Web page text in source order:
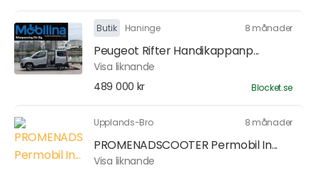
Butik Haninge 8 månader
Peugeot Rifter Handikappanp...
Visa liknande
489 000 kr
Blocket.se
Upplands-Bro 8 månader
PROMENADSCOOTER Permobil In...
Visa liknande